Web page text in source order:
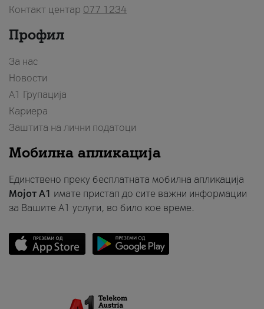
Контакт центар 077 1234
Профил
За нас
Новости
А1 Групација
Кариера
Заштита на лични податоци
Мобилна апликација
Единствено преку бесплатната мобилна апликација
Мојот A1 имате пристап до сите важни информации
за Вашите A1 услуги, во било кое време.